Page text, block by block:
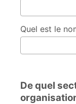
Quel est le
De quel